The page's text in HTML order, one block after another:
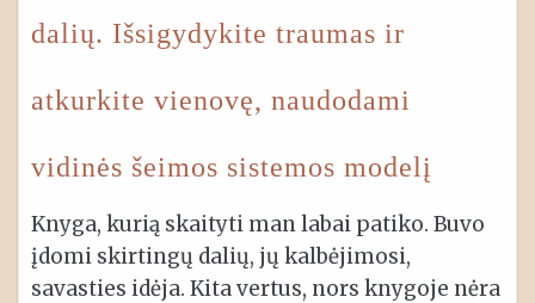
dalių. Išsigydykite traumas ir
atkurkite vienovę, naudodami
vidinės šeimos sistemos modelį
Knyga, kurią skaityti man labai patiko. Buvo
įdomi skirtingų dalių, jų kalbėjimosi,
savasties idėja. Kita vertus, nors knygoje nėra